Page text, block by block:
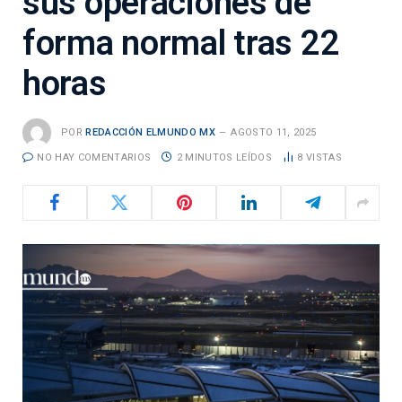
forma normal tras 22
horas
POR REDACCIÓN ELMUNDO MX AGOSTO 11, 2025
NO HAY COMENTARIOS 2 MINUTOS LEÍDOS 8 VISTAS